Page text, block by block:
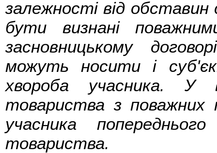
залежності від
бути визнані
засновницькому
можуть носити і
хвороба учасника. У
товариства з поважних
учасника
товариства.